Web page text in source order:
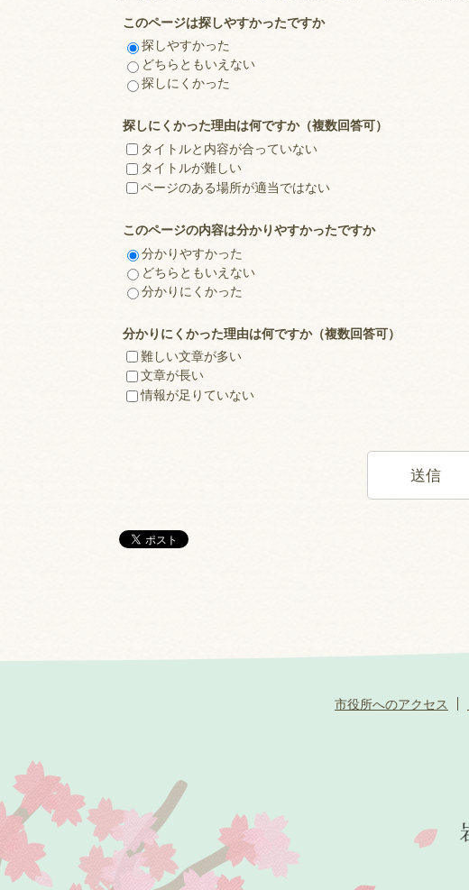
このページは探しやすかったですか
探しやすかった
どちらともいえない
探しにくかった
探しにくかった理由は何ですか（複数回答可）
タイトルと内容が合っていない
タイトルが難しい
ページのある場所が適当ではない
このページの内容は分かりやすかったですか
分かりやすかった
どちらともいえない
分かりにくかった
分かりにくかった理由は何ですか（複数回答可）
難しい文章が多い
文章が長い
情報が足りていない
市役所へのアクセス